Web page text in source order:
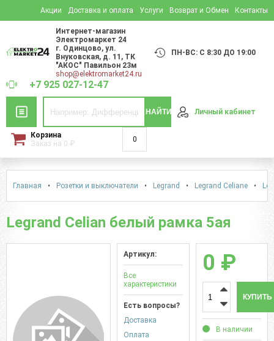
Акции Доставка и оплата Услуги Возврат и Обмен Контакты
Интернет-магазин
Электромаркет 24
г. Одинцово,ул.
Внуковская, д. 11 , ТК
"АКОС" Павильон 23м
shop@elektromarket24.ru
ПН-ВС: С 8:30 ДО 19:00
+7 925 027-12-47
НАЙТИ Личный кабинет
Корзина
Заказ на 0 ₽ 0
Главная • Розетки и выключатели • Legrand • Legrand Celiane •
Legrand Celian белый рамка 5ая
Артикул:
Все
характеристики
Есть вопросы?
Доставка
Оплата
0 ₽
КУПИТЬ
В наличии